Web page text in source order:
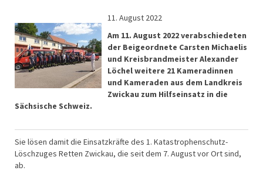
11. August 2022
Am 11. August 2022 verabschiedeten
der Beigeordnete Carsten Michaelis
und Kreisbrandmeister Alexander
Löchel weitere 21 Kameradinnen
und Kameraden aus dem Landkreis
Zwickau zum Hilfseinsatz in die
Sächsische Schweiz.
Sie lösen damit die Einsatzkräfte des 1. Katastrophenschutz-
Löschzuges Retten Zwickau, die seit dem 7. August vor Ort sind,
ab.